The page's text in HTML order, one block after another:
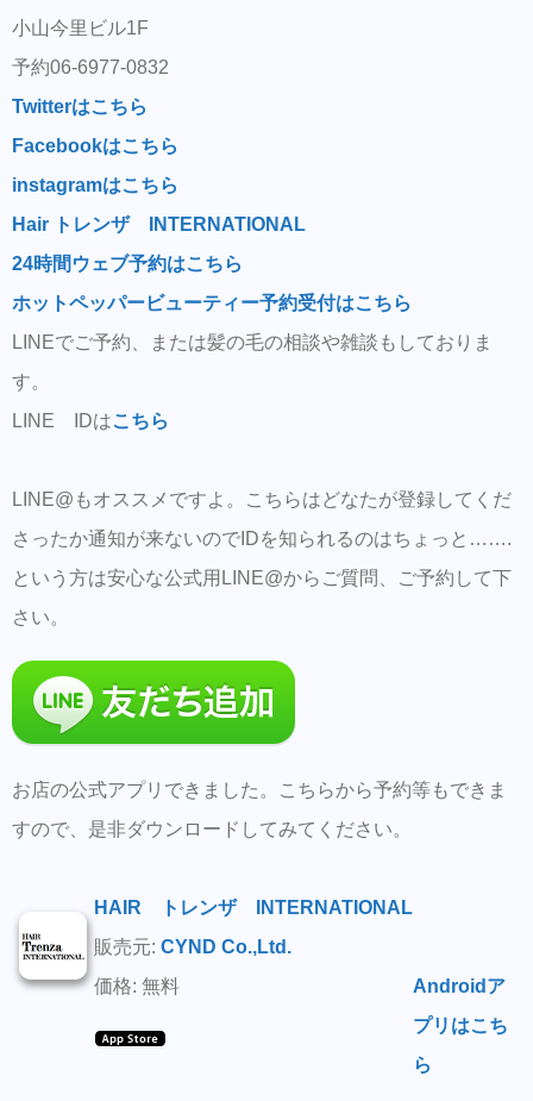
小山今里ビル1F
予約06-6977-0832
Twitterはこちら
Facebookはこちら
instagramはこちら
Hair トレンザ INTERNATIONAL
24時間ウェブ予約はこちら
ホットペッパービューティー予約受付はこちら
LINEでご予約、または髪の毛の相談や雑談もしておりま
す。
LINE IDはこちら
LINE@もオススメですよ。こちらはどなたが登録してくだ
さったか通知が来ないのでIDを知られるのはちょっと…….
という方は安心な公式用LINE@からご質問、ご予約して下
さい。
お店の公式アプリできました。こちらから予約等もできま
すので、是非ダウンロードしてみてください。
HAIR トレンザ INTERNATIONAL
販売元: CYND Co.,Ltd.
価格: 無料
Androidア
プリはこち
ら